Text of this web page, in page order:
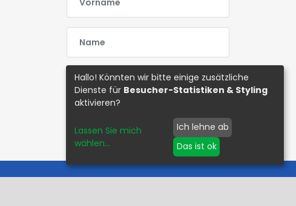
E-Mail
Hallo! Könnten wir bitte einige zusätzliche
Dienste für Besucher-Statistiken & Styling
aktivieren?
Lassen Sie mich
wählen...
Ich lehne ab
Das ist ok